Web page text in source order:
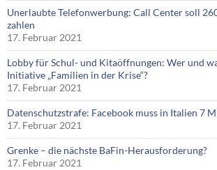
Unerlaubte Telefonwerbung: Call Center soll
zahlen
17. Februar 2021
Lobby für Schul- und Kitaöffnungen: Wer und
Initiative „Familien in der Krise“?
17. Februar 2021
Datenschutzstrafe: Facebook muss in Italien 7
17. Februar 2021
Grenke – die nächste BaFin-Herausforderung?
17. Februar 2021